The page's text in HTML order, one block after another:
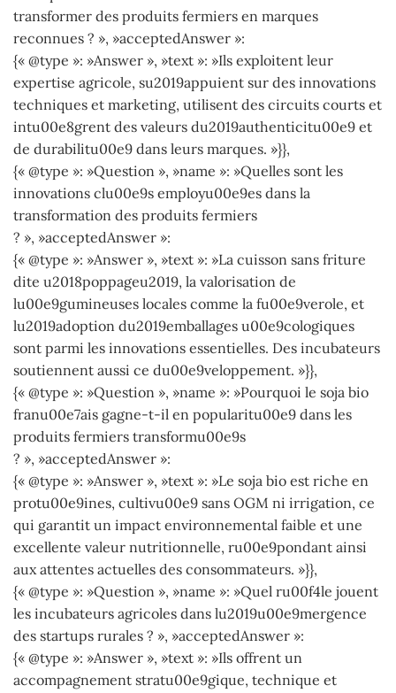
transformer des produits fermiers en marques
reconnues ? », »acceptedAnswer »:
{« @type »: »Answer », »text »: »Ils exploitent leur
expertise agricole, su2019appuient sur des innovations
techniques et marketing, utilisent des circuits courts et
intu00e8grent des valeurs du2019authenticitu00e9 et
de durabilitu00e9 dans leurs marques. »}},
{« @type »: »Question », »name »: »Quelles sont les
innovations clu00e9s employu00e9es dans la
transformation des produits fermiers
? », »acceptedAnswer »:
{« @type »: »Answer », »text »: »La cuisson sans friture
dite u2018poppageu2019, la valorisation de
lu00e9gumineuses locales comme la fu00e9verole, et
lu2019adoption du2019emballages u00e9cologiques
sont parmi les innovations essentielles. Des incubateurs
soutiennent aussi ce du00e9veloppement. »}},
{« @type »: »Question », »name »: »Pourquoi le soja bio
franu00e7ais gagne-t-il en popularitu00e9 dans les
produits fermiers transformu00e9s
? », »acceptedAnswer »:
{« @type »: »Answer », »text »: »Le soja bio est riche en
protu00e9ines, cultivu00e9 sans OGM ni irrigation, ce
qui garantit un impact environnemental faible et une
excellente valeur nutritionnelle, ru00e9pondant ainsi
aux attentes actuelles des consommateurs. »}},
{« @type »: »Question », »name »: »Quel ru00f4le jouent
les incubateurs agricoles dans lu2019u00e9mergence
des startups rurales ? », »acceptedAnswer »:
{« @type »: »Answer », »text »: »Ils offrent un
accompagnement stratu00e9gique, technique et